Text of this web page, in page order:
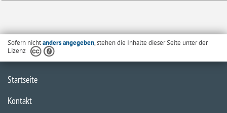
Sofern nichtanders angegeben, stehen die Inhalte dieser Seite unter der
Lizenz
Startseite
Kontakt